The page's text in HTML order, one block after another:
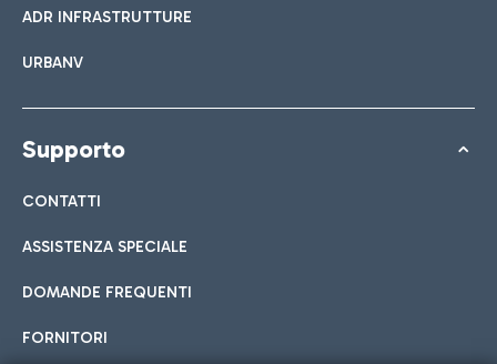
ADR INFRASTRUTTURE
URBANV
Supporto
CONTATTI
ASSISTENZA SPECIALE
DOMANDE FREQUENTI
FORNITORI